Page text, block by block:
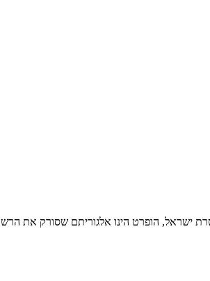
ישראל, הופרט הינו אלגוריתם שסורק את